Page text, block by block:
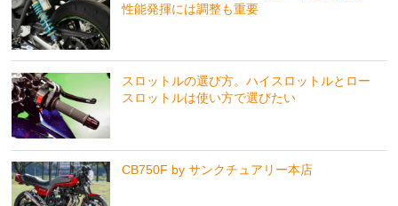
性能発揮には調整も重要
スロットルの選び方。ハイスロットルとロー
スロットルは使い方で選びたい
CB750F by サンクチュアリー本店